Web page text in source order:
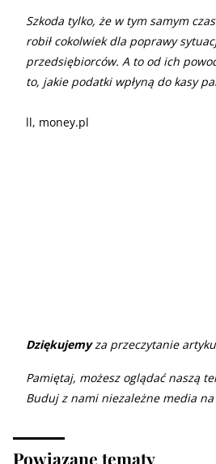
Szkoda tylko, że w tym samym
robił cokolwiek dla poprawy
przedsiębiorców. A to od ich
to, jakie podatki wpłyną do kasy
ll, money.pl
Dziękujemyza przeczytanie
Pamiętaj, możesz oglądać naszą
Buduj z nami niezależne media na
Powiązane tematy